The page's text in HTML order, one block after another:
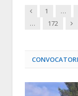
Anterior
1 …
…
172